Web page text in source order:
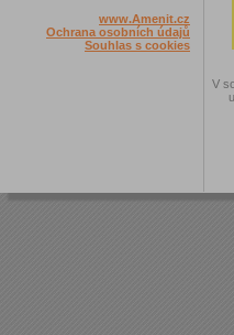
www.Amenit.cz
Ochrana osobních údajů
Souhlas s cookies
V